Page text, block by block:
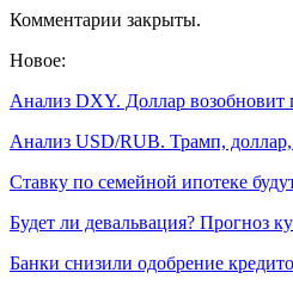
Комментарии закрыты.
Новое:
Анализ DXY. Доллар возобновит
Анализ USD/RUB. Трамп,
Ставку по семейной ипотеке
Будет ли девальвация? Прогноз
Банки снизили одобрение